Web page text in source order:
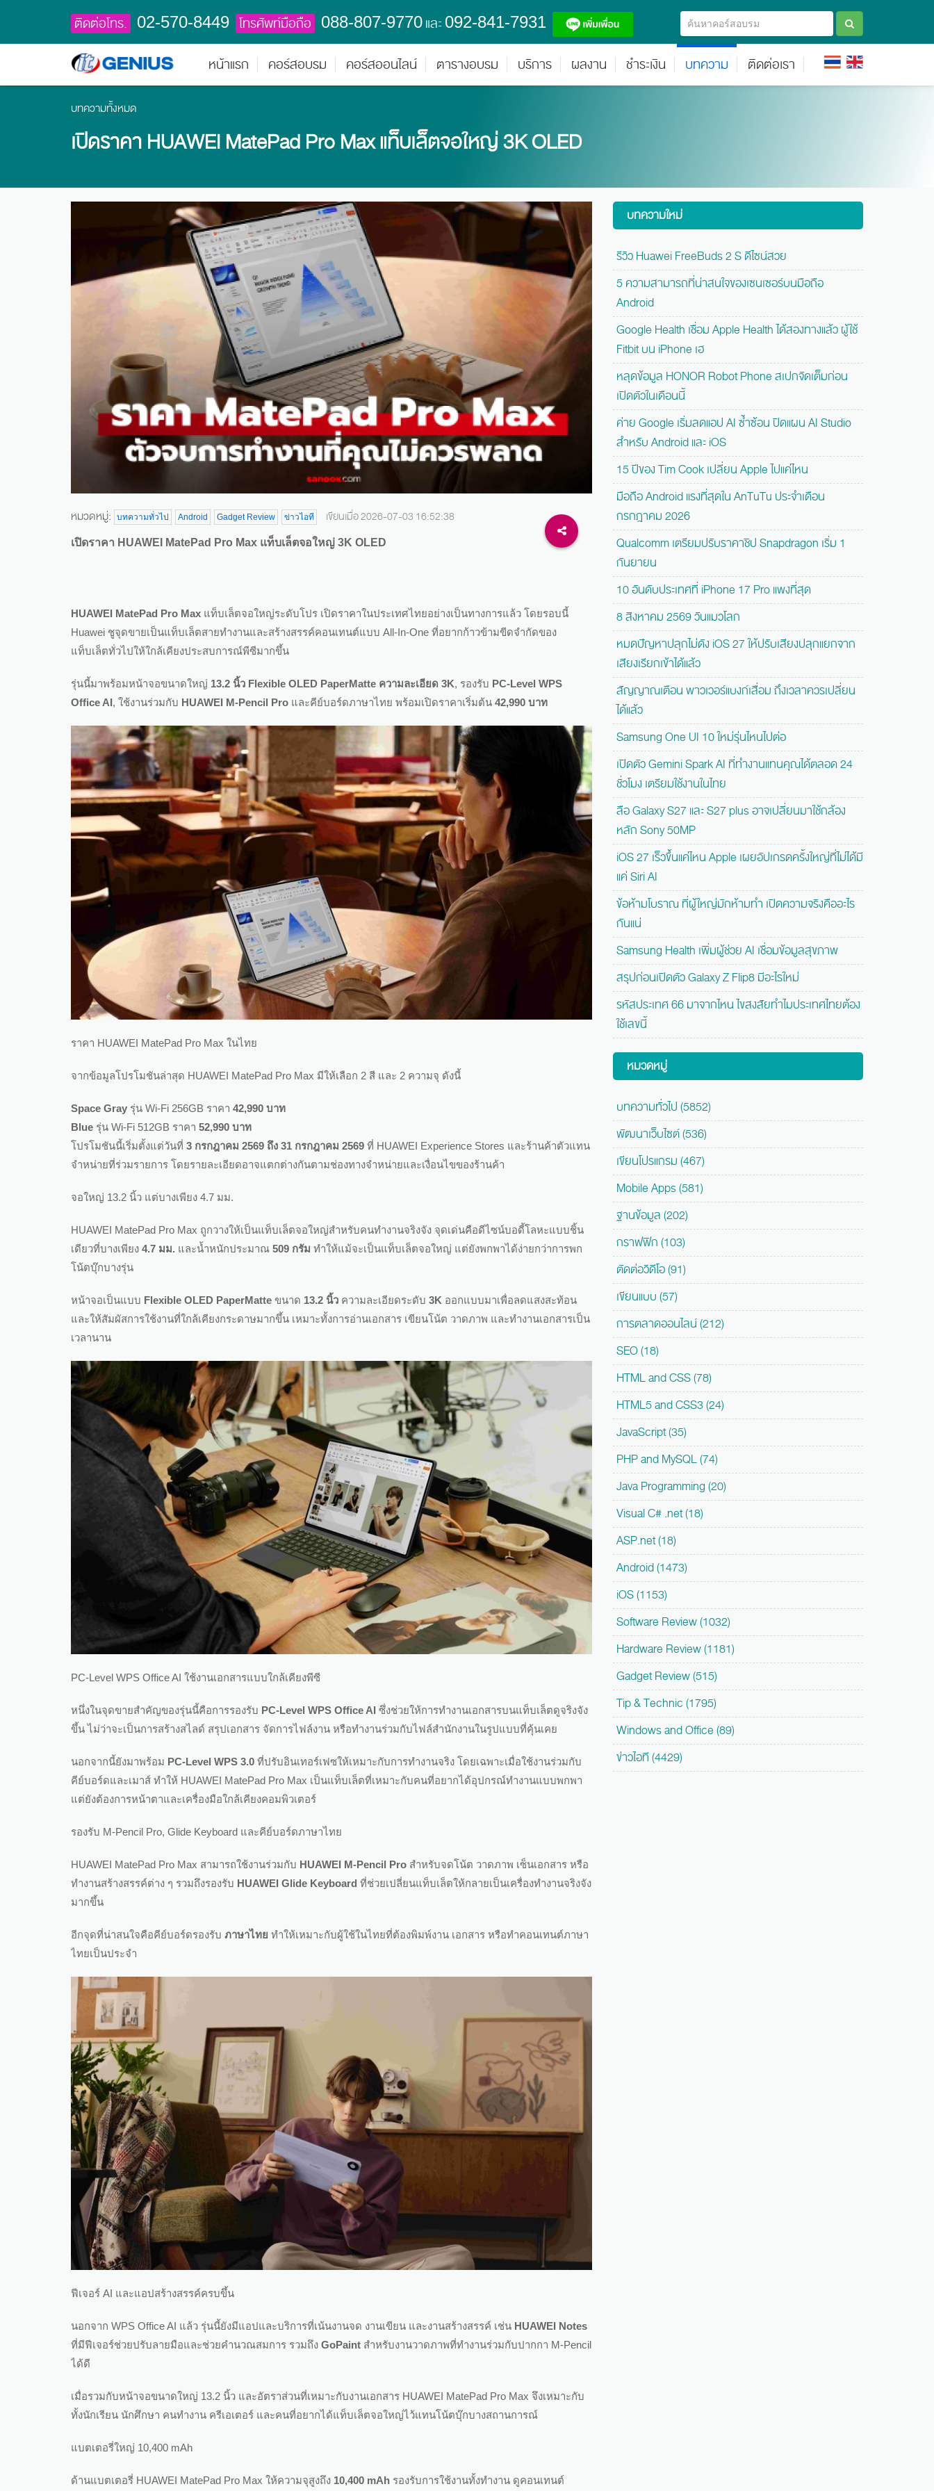
ติดต่อโทร. 02-570-8449 โทรศัพท์มือถือ 088-807-9770และ 092-841-7931
หน้าแรก คอร์สอบรม คอร์สออนไลน์ ตารางอบรม บริการ ผลงาน ชำระเงิน บทความ ติดต่อเรา
บทความทั้งหมด
เปิดราคา HUAWEI MatePad Pro Max แท็บเล็ตจอใหญ่ 3K OLED
หมวดหมู่: บทความทั่วไป Android Gadget Review ข่าวไอที เขียนเมื่อ 2026-07-03 16:52:38
เปิดราคา HUAWEI MatePad Pro Max แท็บเล็ตจอใหญ่ 3K OLED
HUAWEI MatePad Pro Max แท็บเล็ตจอใหญ่ระดับโปร เปิดราคาในประเทศไทยอย่างเป็นทางการแล้ว โดยรอบนี้
Huawei ชูจุดขายเป็นแท็บเล็ตสายทำงานและสร้างสรรค์คอนเทนต์แบบ All-In-One ที่อยากก้าวข้ามขีดจำกัดของ
แท็บเล็ตทั่วไปให้ใกล้เคียงประสบการณ์พีซีมากขึ้น
รุ่นนี้มาพร้อมหน้าจอขนาดใหญ่ 13.2 นิ้ว Flexible OLED PaperMatte ความละเอียด 3K, รองรับ PC-Level WPS
Office AI, ใช้งานร่วมกับ HUAWEI M-Pencil Pro และคีย์บอร์ดภาษาไทย พร้อมเปิดราคาเริ่มต้น 42,990 บาท
ราคา HUAWEI MatePad Pro Max ในไทย
จากข้อมูลโปรโมชันล่าสุด HUAWEI MatePad Pro Max มีให้เลือก 2 สี และ 2 ความจุ ดังนี้
Space Gray รุ่น Wi-Fi 256GB ราคา 42,990 บาท
Blue รุ่น Wi-Fi 512GB ราคา 52,990 บาท
โปรโมชันนี้เริ่มตั้งแต่วันที่ 3 กรกฎาคม 2569 ถึง 31 กรกฎาคม 2569 ที่ HUAWEI Experience Stores และร้านค้าตัวแทน
จำหน่ายที่ร่วมรายการ โดยรายละเอียดอาจแตกต่างกันตามช่องทางจำหน่ายและเงื่อนไขของร้านค้า
จอใหญ่ 13.2 นิ้ว แต่บางเพียง 4.7 มม.
HUAWEI MatePad Pro Max ถูกวางให้เป็นแท็บเล็ตจอใหญ่สำหรับคนทำงานจริงจัง จุดเด่นคือดีไซน์บอดี้โลหะแบบชิ้น
เดียวที่บางเพียง 4.7 มม. และน้ำหนักประมาณ 509 กรัม ทำให้แม้จะเป็นแท็บเล็ตจอใหญ่ แต่ยังพกพาได้ง่ายกว่าการพก
โน้ตบุ๊กบางรุ่น
หน้าจอเป็นแบบ Flexible OLED PaperMatte ขนาด 13.2 นิ้ว ความละเอียดระดับ 3K ออกแบบมาเพื่อลดแสงสะท้อน
และให้สัมผัสการใช้งานที่ใกล้เคียงกระดาษมากขึ้น เหมาะทั้งการอ่านเอกสาร เขียนโน้ต วาดภาพ และทำงานเอกสารเป็น
เวลานาน
PC-Level WPS Office AI ใช้งานเอกสารแบบใกล้เคียงพีซี
หนึ่งในจุดขายสำคัญของรุ่นนี้คือการรองรับ PC-Level WPS Office AI ซึ่งช่วยให้การทำงานเอกสารบนแท็บเล็ตดูจริงจัง
ขึ้น ไม่ว่าจะเป็นการสร้างสไลด์ สรุปเอกสาร จัดการไฟล์งาน หรือทำงานร่วมกับไฟล์สำนักงานในรูปแบบที่คุ้นเคย
นอกจากนี้ยังมาพร้อม PC-Level WPS 3.0 ที่ปรับอินเทอร์เฟซให้เหมาะกับการทำงานจริง โดยเฉพาะเมื่อใช้งานร่วมกับ
คีย์บอร์ดและเมาส์ ทำให้ HUAWEI MatePad Pro Max เป็นแท็บเล็ตที่เหมาะกับคนที่อยากได้อุปกรณ์ทำงานแบบพกพา
แต่ยังต้องการหน้าตาและเครื่องมือใกล้เคียงคอมพิวเตอร์
รองรับ M-Pencil Pro, Glide Keyboard และคีย์บอร์ดภาษาไทย
HUAWEI MatePad Pro Max สามารถใช้งานร่วมกับ HUAWEI M-Pencil Pro สำหรับจดโน้ต วาดภาพ เซ็นเอกสาร หรือ
ทำงานสร้างสรรค์ต่าง ๆ รวมถึงรองรับ HUAWEI Glide Keyboard ที่ช่วยเปลี่ยนแท็บเล็ตให้กลายเป็นเครื่องทำงานจริงจัง
มากขึ้น
อีกจุดที่น่าสนใจคือคีย์บอร์ดรองรับ ภาษาไทย ทำให้เหมาะกับผู้ใช้ในไทยที่ต้องพิมพ์งาน เอกสาร หรือทำคอนเทนต์ภาษา
ไทยเป็นประจำ
ฟีเจอร์ AI และแอปสร้างสรรค์ครบขึ้น
นอกจาก WPS Office AI แล้ว รุ่นนี้ยังมีแอปและบริการที่เน้นงานจด งานเขียน และงานสร้างสรรค์ เช่น HUAWEI Notes
ที่มีฟีเจอร์ช่วยปรับลายมือและช่วยคำนวณสมการ รวมถึง GoPaint สำหรับงานวาดภาพที่ทำงานร่วมกับปากกา M-Pencil
ได้ดี
เมื่อรวมกับหน้าจอขนาดใหญ่ 13.2 นิ้ว และอัตราส่วนที่เหมาะกับงานเอกสาร HUAWEI MatePad Pro Max จึงเหมาะกับ
ทั้งนักเรียน นักศึกษา คนทำงาน ครีเอเตอร์ และคนที่อยากได้แท็บเล็ตจอใหญ่ไว้แทนโน้ตบุ๊กบางสถานการณ์
แบตเตอรี่ใหญ่ 10,400 mAh
ด้านแบตเตอรี่ HUAWEI MatePad Pro Max ให้ความจุสูงถึง 10,400 mAh รองรับการใช้งานทั้งทำงาน ดูคอนเทนต์
บทความใหม่
รีวิว Huawei FreeBuds 2 S ดีไซน์สวย
5 ความสามารถที่น่าสนใจของเซนเซอร์บนมือถือ
Android
Google Health เชื่อม Apple Health ได้สองทางแล้ว ผู้ใช้
Fitbit บน iPhone เฮ
หลุดข้อมูล HONOR Robot Phone สเปกจัดเต็มก่อน
เปิดตัวในเดือนนี้
ค่าย Google เริ่มลดแอป AI ซ้ำซ้อน ปิดแผน AI Studio
สำหรับ Android และ iOS
15 ปีของ Tim Cook เปลี่ยน Apple ไปแค่ไหน
มือถือ Android แรงที่สุดใน AnTuTu ประจำเดือน
กรกฎาคม 2026
Qualcomm เตรียมปรับราคาชิป Snapdragon เริ่ม 1
กันยายน
10 อันดับประเทศที่ iPhone 17 Pro แพงที่สุด
8 สิงหาคม 2569 วันแมวโลก
หมดปัญหาปลุกไม่ดัง iOS 27 ให้ปรับเสียงปลุกแยกจาก
เสียงเรียกเข้าได้แล้ว
สัญญาณเตือน พาวเวอร์แบงก์เสื่อม ถึงเวลาควรเปลี่ยน
ได้แล้ว
Samsung One UI 10 ใหม่รุ่นไหนไปต่อ
เปิดตัว Gemini Spark AI ที่ทำงานแทนคุณได้ตลอด 24
ชั่วโมง เตรียมใช้งานในไทย
ลือ Galaxy S27 และ S27 plus อาจเปลี่ยนมาใช้กล้อง
หลัก Sony 50MP
iOS 27 เร็วขึ้นแค่ไหน Apple เผยอัปเกรดครั้งใหญ่ที่ไม่ได้มี
แค่ Siri AI
ข้อห้ามโบราณ ที่ผู้ใหญ่มักห้ามทำ เปิดความจริงคืออะไร
กันแน่
Samsung Health เพิ่มผู้ช่วย AI เชื่อมข้อมูลสุขภาพ
สรุปก่อนเปิดตัว Galaxy Z Flip8 มีอะไรใหม่
รหัสประเทศ 66 มาจากไหน ไขสงสัยทำไมประเทศไทยต้อง
ใช้เลขนี้
หมวดหมู่
บทความทั่วไป (5852)
พัฒนาเว็บไซต์ (536)
เขียนโปรแกรม (467)
Mobile Apps (581)
ฐานข้อมูล (202)
กราฟฟิก (103)
ตัดต่อวิดีโอ (91)
เขียนแบบ (57)
การตลาดออนไลน์ (212)
SEO (18)
HTML and CSS (78)
HTML5 and CSS3 (24)
JavaScript (35)
PHP and MySQL (74)
Java Programming (20)
Visual C# .net (18)
ASP.net (18)
Android (1473)
iOS (1153)
Software Review (1032)
Hardware Review (1181)
Gadget Review (515)
Tip & Technic (1795)
Windows and Office (89)
ข่าวไอที (4429)